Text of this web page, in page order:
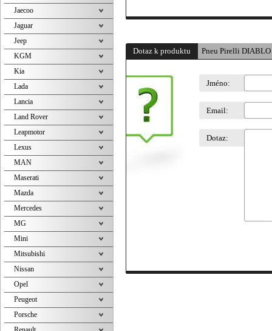
Dotaz k produktu Pneu Pirelli
Jméno:
Email:
Dotaz:
Jaecoo
Jaguar
Jeep
KGM
Kia
Lada
Lancia
Land Rover
Leapmotor
Lexus
MAN
Maserati
Mazda
Mercedes
MG
Mini
Mitsubishi
Nissan
Opel
Peugeot
Porsche